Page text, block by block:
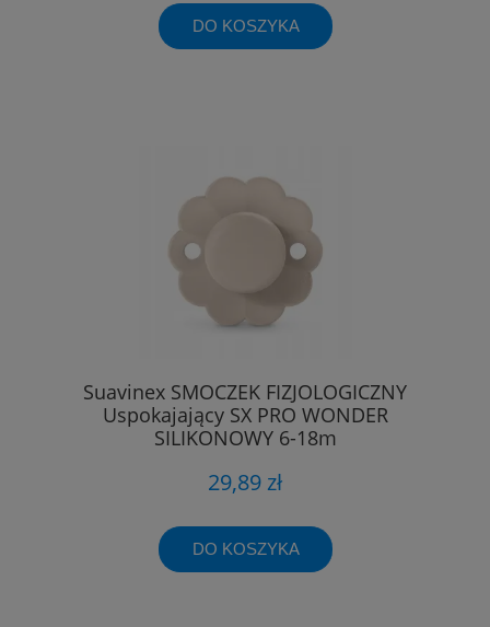
DO KOSZYKA
Suavinex SMOCZEK FIZJOLOGICZNY
Uspokajający SX PRO WONDER
SILIKONOWY 6-18m
29,89 zł
DO KOSZYKA